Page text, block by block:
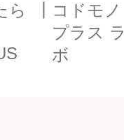
ー
ら
コドモノ
プラス ラ
ボ